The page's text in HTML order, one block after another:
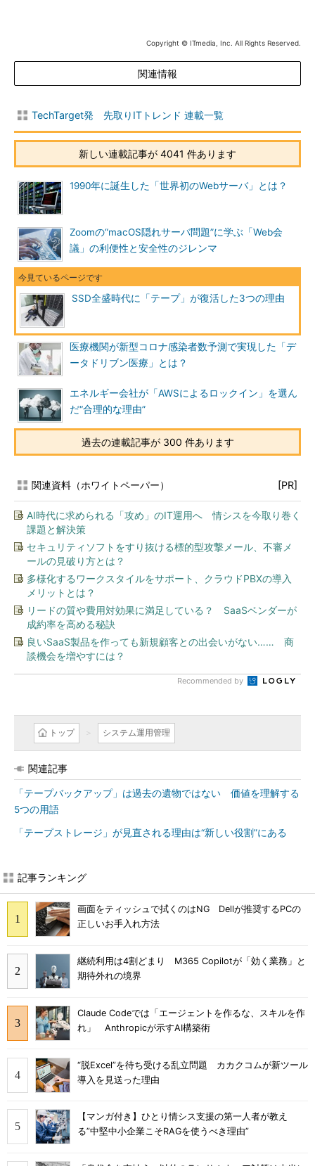
Copyright © ITmedia, Inc. All Rights Reserved.
関連情報
TechTarget発 先取りITトレンド 連載一覧
新しい連載記事が 4041 件あります
1990年に誕生した「世界初のWebサーバ」とは？
Zoomの“macOS隠れサーバ問題”に学ぶ「Web会
議」の利便性と安全性のジレンマ
SSD全盛時代に「テープ」が復活した3つの理由
医療機関が新型コロナ感染者数予測で実現した「デ
ータドリブン医療」とは？
エネルギー会社が「AWSによるロックイン」を選ん
だ“合理的な理由”
過去の連載記事が 300 件あります
関連資料（ホワイトペーパー） [PR]
AI時代に求められる「攻め」のIT運用へ 情シスを今取り巻く
課題と解決策
セキュリティソフトをすり抜ける標的型攻撃メール、不審メ
ールの見破り方とは？
多様化するワークスタイルをサポート、クラウドPBXの導入
メリットとは？
リードの質や費用対効果に満足している？ SaaSベンダーが
成約率を高める秘訣
良いSaaS製品を作っても新規顧客との出会いがない…… 商
談機会を増やすには？
Recommended by
トップ システム運用管理
関連記事
「テープバックアップ」は過去の遺物ではない 価値を理解する
5つの用語
「テープストレージ」が見直される理由は“新しい役割”にある
記事ランキング
画面をティッシュで拭くのはNG Dellが推奨するPCの
正しいお手入れ方法
継続利用は4割どまり M365 Copilotが「効く業務」と
期待外れの境界
Claude Codeでは「エージェントを作るな、スキルを作
れ」 Anthropicが示すAI構築術
“脱Excel”を待ち受ける乱立問題 カカクコムが新ツール
導入を見送った理由
【マンガ付き】ひとり情シス支援の第一人者が教え
る”中堅中小企業こそRAGを使うべき理由”